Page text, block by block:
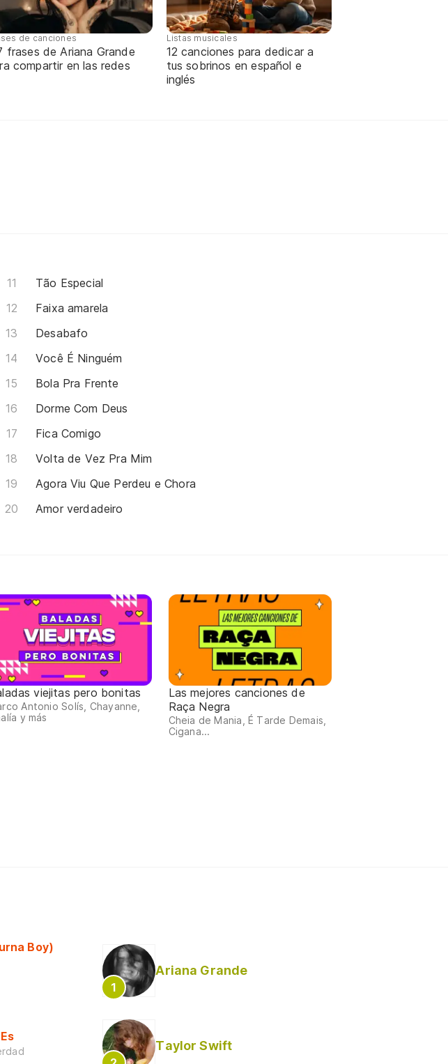
de canciones
frases de Ariana Grande
compartir en las redes
Listas musicales
12 canciones para dedicar a
tus sobrinos en español e
inglés
Tão Especial
Faixa amarela
Desabafo
Você É Ninguém
Bola Pra Frente
Dorme Com Deus
Fica Comigo
Volta de Vez Pra Mim
Agora Viu Que Perdeu e Chora
Amor verdadeiro
viejitas pero bonitas
Antonio Solís, Chayanne,
y más
Las mejores canciones de
Raça Negra
Cheia de Mania, É Tarde Demais,
Cigana...
Boy)
Ariana Grande
Taylor Swift